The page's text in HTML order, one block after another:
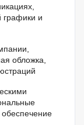
графики и
обложка,